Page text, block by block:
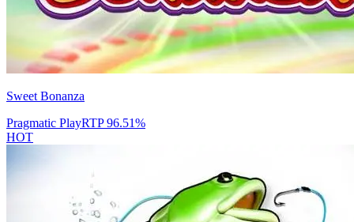
Sweet Bonanza
Pragmatic PlayRTP96.51%
HOT